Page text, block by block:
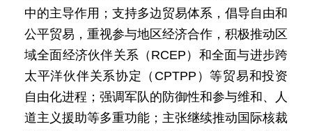
中的主导作用；支持多边贸易体系，倡导自由和
公平贸易，重视参与地区经济合作，积极推动区
域全面经济伙伴关系（RCEP）和全面与进步跨
太平洋伙伴关系协定（CPTPP）等贸易和投资
自由化进程；强调军队的防御性和参与维和、人
道主义援助等多重功能；主张继续推动国际核裁